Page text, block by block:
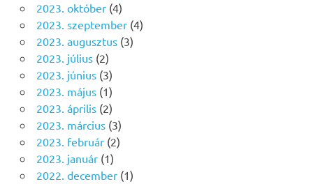
2023. október(4)
2023. szeptember(4)
2023. augusztus(3)
2023. július(2)
2023. június(3)
2023. május(1)
2023. április(2)
2023. március(3)
2023. február(2)
2023. január(1)
2022. december(1)